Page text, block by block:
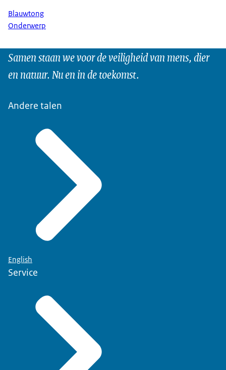
Blauwtong
Onderwerp
Samen staan we voor de veiligheid van mens, dier
en natuur. Nu en in de toekomst.
Andere talen
English
Service